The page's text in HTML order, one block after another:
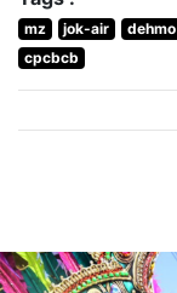
mz jok-air dehmo
cpcbcb